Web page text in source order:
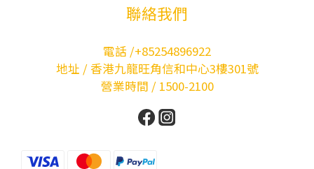
聯絡我們
電話 /+85254896922
地址 / 香港九龍旺角信和中心3樓301號
營業時間 / 1500-2100